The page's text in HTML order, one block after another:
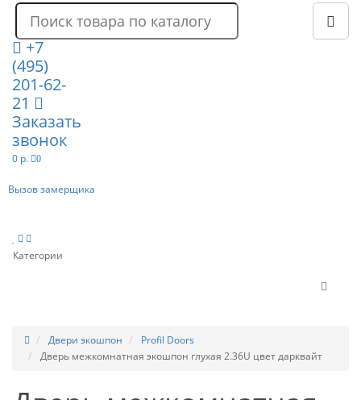
+7
(495)
201-62-
21
Заказать
звонок
0 р. 0
Вызов замерщика
Категории
Двери экошпон
Profil Doors
Дверь межкомнатная экошпон глухая 2.36U цвет дарквайт